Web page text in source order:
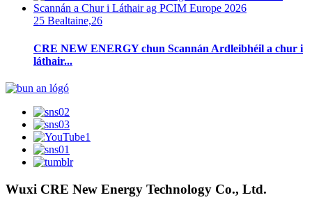
25 Bealtaine,26
CRE NEW ENERGY chun Scannán Ardleibhéil a chur i
láthair...
Wuxi CRE New Energy Technology Co., Ltd.